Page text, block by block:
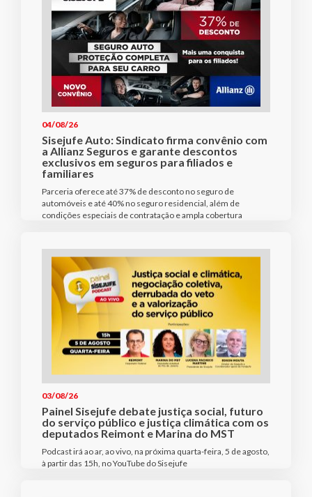
04/08/26
Sisejufe Auto: Sindicato firma convênio com
a Allianz Seguros e garante descontos
exclusivos em seguros para filiados e
familiares
Parceria oferece até 37% de desconto no seguro de
automóveis e até 40% no seguro residencial, além de
condições especiais de contratação e ampla cobertura
03/08/26
Painel Sisejufe debate justiça social, futuro
do serviço público e justiça climática com os
deputados Reimont e Marina do MST
Podcast irá ao ar, ao vivo, na próxima quarta-feira, 5 de agosto,
à partir das 15h, no YouTube do Sisejufe